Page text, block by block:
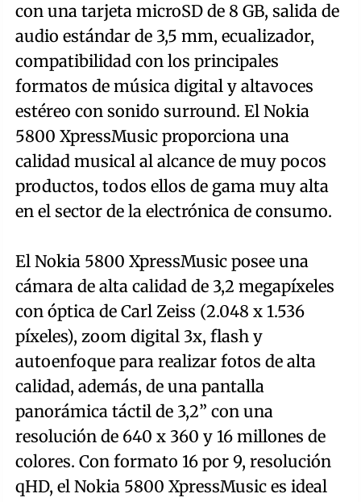
con una tarjeta microSD de 8 GB, salida de
audio estándar de 3,5 mm, ecualizador,
compatibilidad con los principales
formatos de música digital y altavoces
estéreo con sonido surround. El Nokia
5800 XpressMusic proporciona una
calidad musical al alcance de muy pocos
productos, todos ellos de gama muy alta
en el sector de la electrónica de consumo.
El Nokia 5800 XpressMusic posee una
cámara de alta calidad de 3,2 megapíxeles
con óptica de Carl Zeiss (2.048 x 1.536
píxeles), zoom digital 3x, flash y
autoenfoque para realizar fotos de alta
calidad, además, de una pantalla
panorámica táctil de 3,2” con una
resolución de 640 x 360 y 16 millones de
colores. Con formato 16 por 9, resolución
qHD, el Nokia 5800 XpressMusic es ideal